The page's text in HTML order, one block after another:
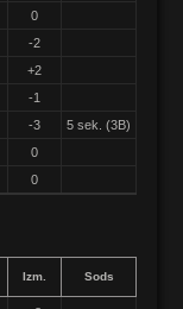
0
-2
+2
-1
-3
5 sek. (3B)
0
0
Izm. Sods